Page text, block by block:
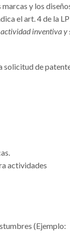
y los
el art. 4 de la
actividad inventiva y
solicitud de
actividades
(Ejemplo: